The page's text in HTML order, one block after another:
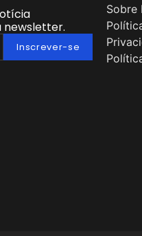
newsletter.
Inscrever-se
Sobre